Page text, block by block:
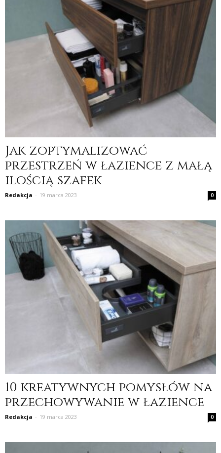
Jak zoptymalizować
przestrzeń w łazience z małą
ilością szafek
Redakcja - 19 marca 2023 0
10 kreatywnych pomysłów na
przechowywanie w łazience
Redakcja - 19 marca 2023 0